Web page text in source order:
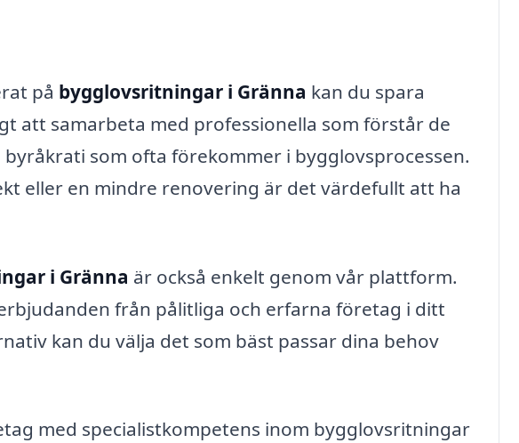
på bygglovsritningar i Gränna kan du spara
att samarbeta med professionella som förstår de
som ofta förekommer i bygglovsprocessen.
eller en mindre renovering är det värdefullt att ha
i Gränna är också enkelt genom vår plattform.
från pålitliga och erfarna företag i ditt
kan du välja det som bäst passar dina behov
med specialistkompetens inom bygglovsritningar